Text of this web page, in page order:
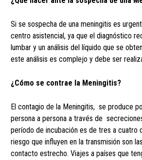
Si se sospecha de una meningitis es
centro asistencial, ya que el diagnóstico
lumbar y un análisis del líquido que se
este análisis es complejo y debe ser
¿Cómo se contrae la Meningitis?
El contagio de la Meningitis, se produce
persona a persona a través de
período de incubación es de tres a cuatro
riesgo que influyen en la transmisión son
contacto estrecho. Viajes a países que